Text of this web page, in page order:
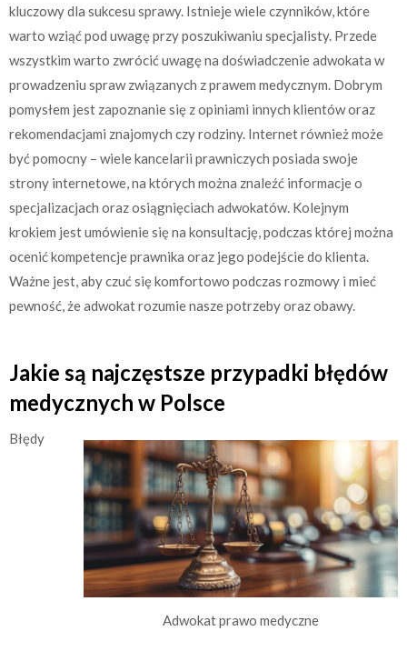
kluczowy dla sukcesu sprawy. Istnieje wiele czynników, które
warto wziąć pod uwagę przy poszukiwaniu specjalisty. Przede
wszystkim warto zwrócić uwagę na doświadczenie adwokata w
prowadzeniu spraw związanych z prawem medycznym. Dobrym
pomysłem jest zapoznanie się z opiniami innych klientów oraz
rekomendacjami znajomych czy rodziny. Internet również może
być pomocny – wiele kancelarii prawniczych posiada swoje
strony internetowe, na których można znaleźć informacje o
specjalizacjach oraz osiągnięciach adwokatów. Kolejnym
krokiem jest umówienie się na konsultację, podczas której można
ocenić kompetencje prawnika oraz jego podejście do klienta.
Ważne jest, aby czuć się komfortowo podczas rozmowy i mieć
pewność, że adwokat rozumie nasze potrzeby oraz obawy.
Jakie są najczęstsze przypadki błędów
medycznych w Polsce
Adwokat prawo medyczne
Błędy